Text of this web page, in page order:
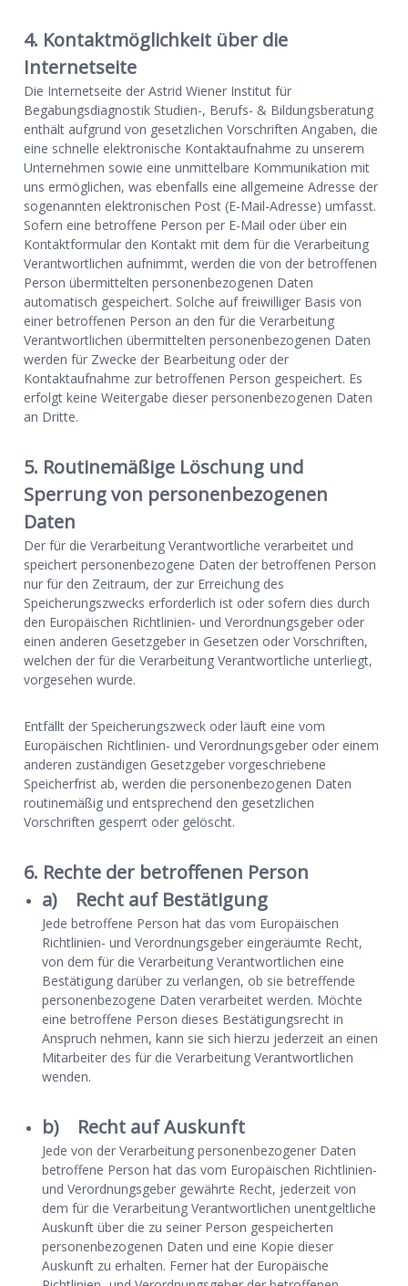
4. Kontaktmöglichkeit über die
Internetseite
Die Internetseite der Astrid Wiener Institut für
Begabungsdiagnostik Studien-, Berufs- & Bildungsberatung
enthält aufgrund von gesetzlichen Vorschriften Angaben, die
eine schnelle elektronische Kontaktaufnahme zu unserem
Unternehmen sowie eine unmittelbare Kommunikation mit
uns ermöglichen, was ebenfalls eine allgemeine Adresse der
sogenannten elektronischen Post (E-Mail-Adresse) umfasst.
Sofern eine betroffene Person per E-Mail oder über ein
Kontaktformular den Kontakt mit dem für die Verarbeitung
Verantwortlichen aufnimmt, werden die von der betroffenen
Person übermittelten personenbezogenen Daten
automatisch gespeichert. Solche auf freiwilliger Basis von
einer betroffenen Person an den für die Verarbeitung
Verantwortlichen übermittelten personenbezogenen Daten
werden für Zwecke der Bearbeitung oder der
Kontaktaufnahme zur betroffenen Person gespeichert. Es
erfolgt keine Weitergabe dieser personenbezogenen Daten
an Dritte.
5. Routinemäßige Löschung und
Sperrung von personenbezogenen
Daten
Der für die Verarbeitung Verantwortliche verarbeitet und
speichert personenbezogene Daten der betroffenen Person
nur für den Zeitraum, der zur Erreichung des
Speicherungszwecks erforderlich ist oder sofern dies durch
den Europäischen Richtlinien- und Verordnungsgeber oder
einen anderen Gesetzgeber in Gesetzen oder Vorschriften,
welchen der für die Verarbeitung Verantwortliche unterliegt,
vorgesehen wurde.
Entfällt der Speicherungszweck oder läuft eine vom
Europäischen Richtlinien- und Verordnungsgeber oder einem
anderen zuständigen Gesetzgeber vorgeschriebene
Speicherfrist ab, werden die personenbezogenen Daten
routinemäßig und entsprechend den gesetzlichen
Vorschriften gesperrt oder gelöscht.
6. Rechte der betroffenen Person
a) Recht auf Bestätigung
Jede betroffene Person hat das vom Europäischen
Richtlinien- und Verordnungsgeber eingeräumte Recht,
von dem für die Verarbeitung Verantwortlichen eine
Bestätigung darüber zu verlangen, ob sie betreffende
personenbezogene Daten verarbeitet werden. Möchte
eine betroffene Person dieses Bestätigungsrecht in
Anspruch nehmen, kann sie sich hierzu jederzeit an einen
Mitarbeiter des für die Verarbeitung Verantwortlichen
wenden.
b) Recht auf Auskunft
Jede von der Verarbeitung personenbezogener Daten
betroffene Person hat das vom Europäischen Richtlinien-
und Verordnungsgeber gewährte Recht, jederzeit von
dem für die Verarbeitung Verantwortlichen unentgeltliche
Auskunft über die zu seiner Person gespeicherten
personenbezogenen Daten und eine Kopie dieser
Auskunft zu erhalten. Ferner hat der Europäische